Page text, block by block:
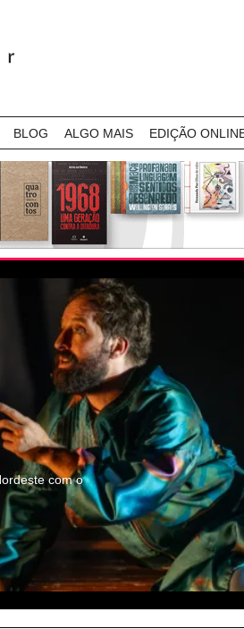
BLOG ALGO MAIS EDIÇÃO
com o